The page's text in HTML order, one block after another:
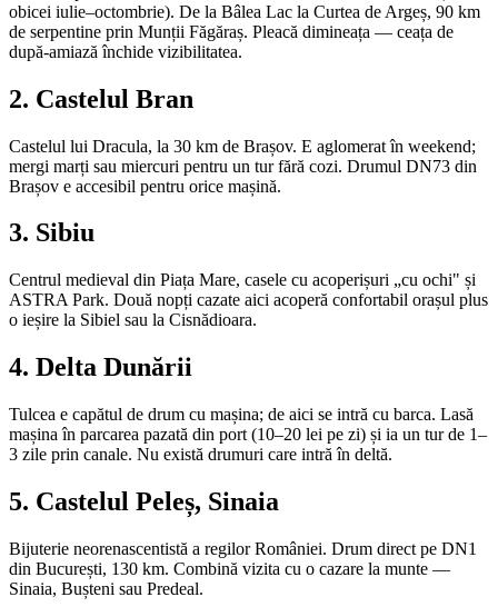
obicei iulie–octombrie). De la Bâlea Lac la Curtea de Argeș, 90 km
de serpentine prin Munții Făgăraș. Pleacă dimineața — ceața de
după-amiază închide vizibilitatea.
2. Castelul Bran
Castelul lui Dracula, la 30 km de Brașov. E aglomerat în weekend;
mergi marți sau miercuri pentru un tur fără cozi. Drumul DN73 din
Brașov e accesibil pentru orice mașină.
3. Sibiu
Centrul medieval din Piața Mare, casele cu acoperișuri „cu ochi" și
ASTRA Park. Două nopți cazate aici acoperă confortabil orașul plus
o ieșire la Sibiel sau la Cisnădioara.
4. Delta Dunării
Tulcea e capătul de drum cu mașina; de aici se intră cu barca. Lasă
mașina în parcarea pazată din port (10–20 lei pe zi) și ia un tur de 1–
3 zile prin canale. Nu există drumuri care intră în deltă.
5. Castelul Peleș, Sinaia
Bijuterie neorenascentistă a regilor României. Drum direct pe DN1
din București, 130 km. Combină vizita cu o cazare la munte —
Sinaia, Bușteni sau Predeal.